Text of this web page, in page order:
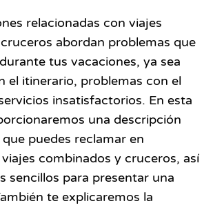
relacionadas con viajes
abordan problemas que
tus vacaciones, ya sea
el itinerario, problemas con el
insatisfactorios. En esta
una descripción
puedes reclamar en
combinados y cruceros, así
sencillos para presentar una
te explicaremos la